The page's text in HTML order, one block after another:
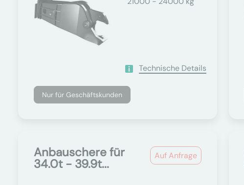
Technische Details
Nur für Geschäftskunden
Auf Anfrage
Anbauschere für
34.0t - 39.9t...